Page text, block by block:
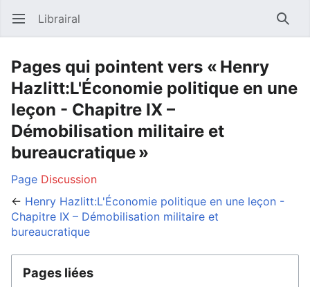
Ouvrir le menu principal Librairal
Pages qui pointent vers « Henry
Hazlitt:L'Économie politique en une
leçon - Chapitre IX –
Démobilisation militaire et
bureaucratique »
Page Discussion
← Henry Hazlitt:L'Économie politique en une leçon -
Chapitre IX – Démobilisation militaire et
bureaucratique
Pages liées